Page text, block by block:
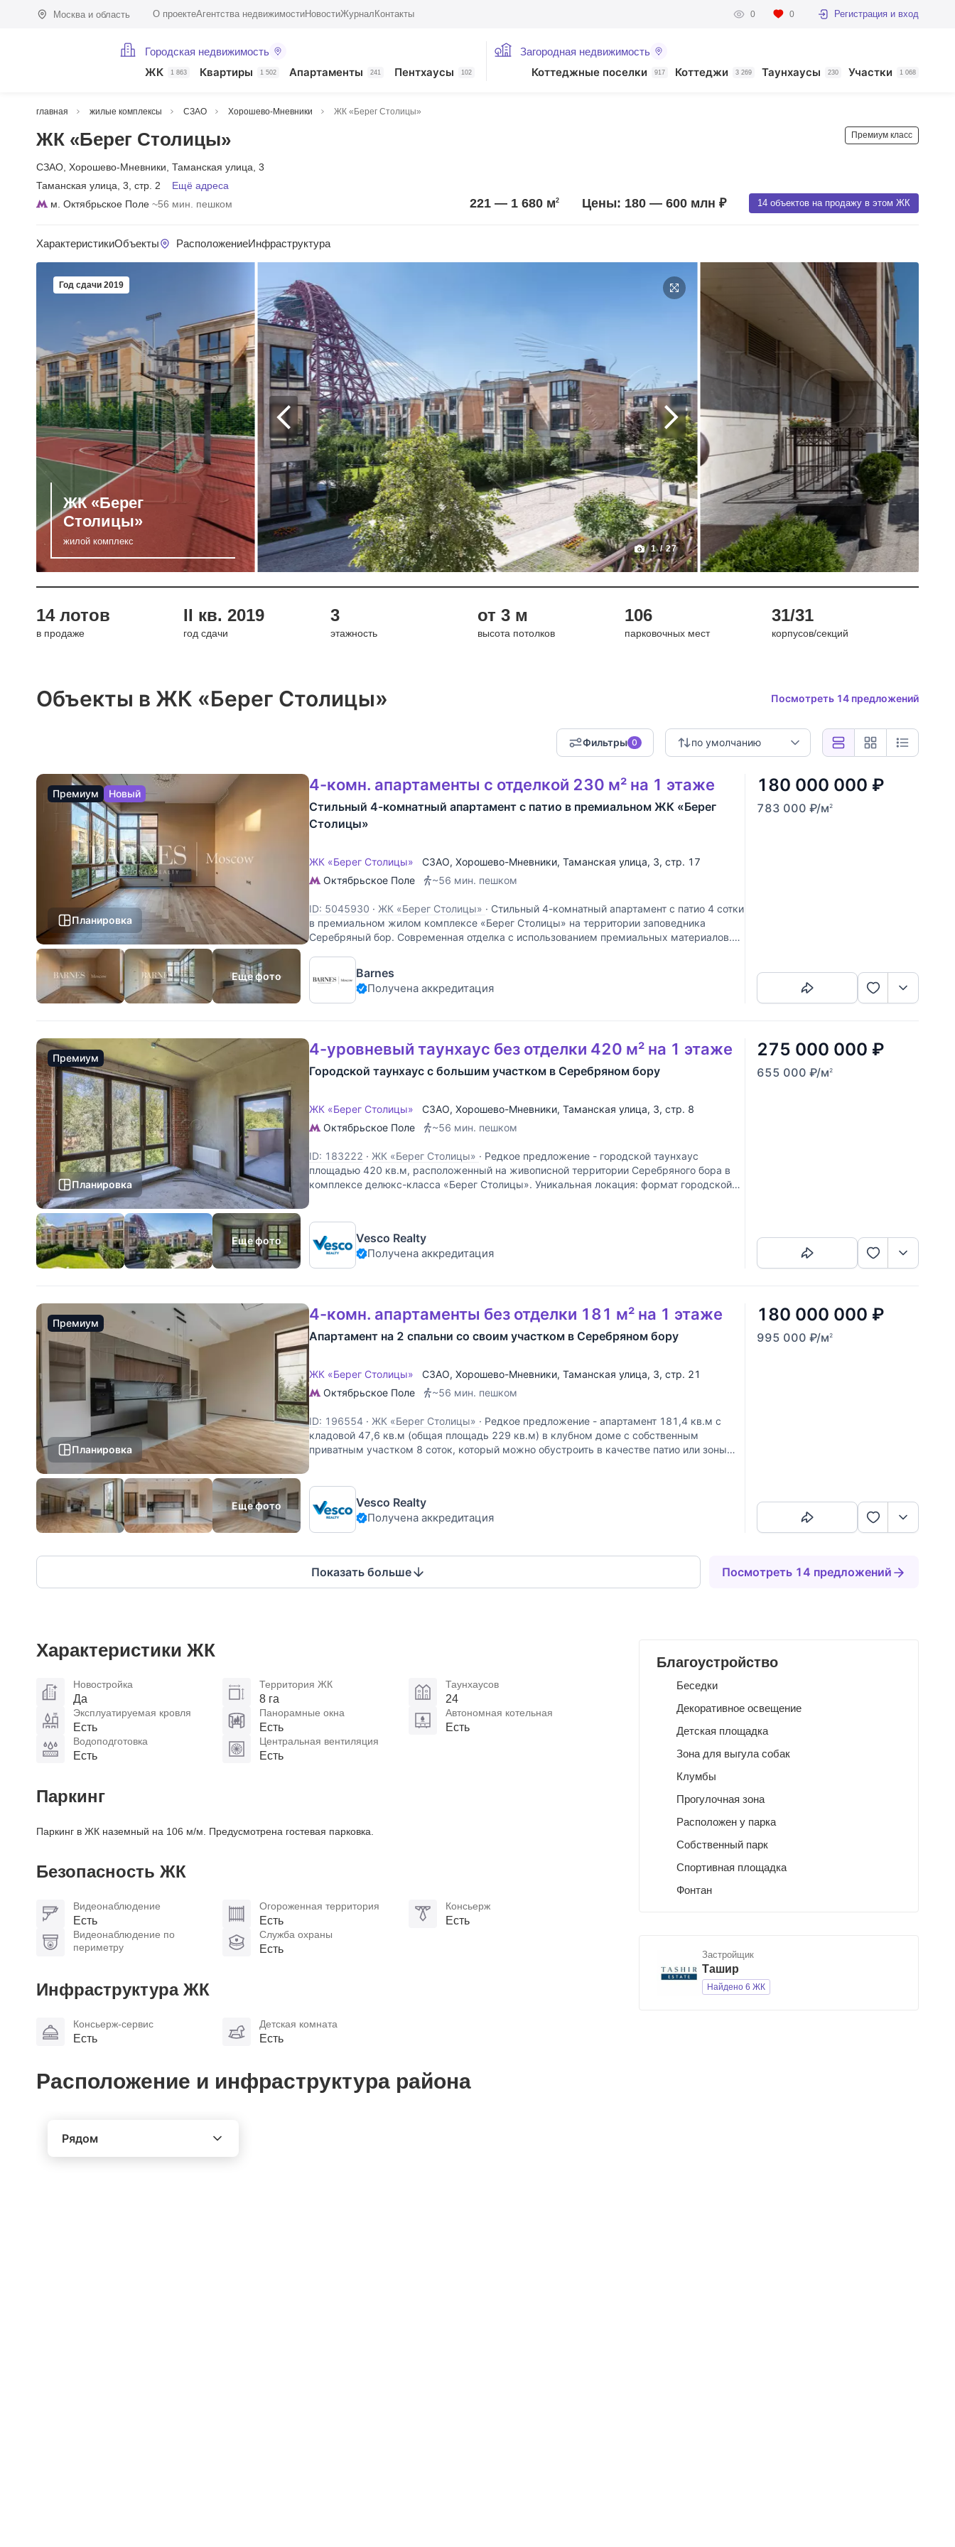
Москва и область О проектеАгентства недвижимостиНовостиЖурнал Контакты 0 0 Регистрация и вход
Городская недвижимость
ЖК 1 863 Квартиры 1 502 Апартаменты 241 Пентхаусы 102
Загородная недвижимость
Коттеджные поселки 917 Коттеджи 3 269 Таунхаусы 230 Участки 1 068
главная жилые комплексы СЗАО Хорошево-Мневники ЖК «Берег Столицы»
Премиум класс
ЖК «Берег Столицы»
СЗАО Хорошево-Мневники Таманская улица 3
Таманская улица 3 стр. 2
Ещё адреса
м. Октябрьское Поле ~56 мин. пешком 14 объектов на продажу в этом ЖК
Цены: 180 — 600 млн ₽
221 — 1 680 м2
ХарактеристикиОбъекты РасположениеИнфраструктура
Год сдачи 2019
1/27
ЖК «Берег
Столицы»
жилой комплекс
14 лотов
в продаже
II кв. 2019
год сдачи
3
этажность
от 3 м
высота потолков
106
парковочных мест
31/31
корпусов/секций
Объекты в ЖК «Берег Столицы» Посмотреть 14 предложений
Фильтры 0 по умолчанию
Премиум Новый
Планировка
Еще фото
4-комн. апартаменты с отделкой 230 м² на 1 этаже
Стильный 4-комнатный апартамент с патио в премиальном ЖК «Берег
Столицы»
ЖК «Берег Столицы» СЗАО, Хорошево-Мневники, Таманская улица, 3, стр. 17
Октябрьское Поле
~56 мин. пешком
ID: 5045930 · ЖК «Берег Столицы» · Стильный 4-комнатный апартамент с патио 4 сотки
в премиальном жилом комплексе «Берег Столицы» на территории заповедника
Серебряный бор. Современная отделка с использованием премиальных материалов.
Barnes
Получена аккредитация
180 000 000 ₽
783 000 ₽/м2
Премиум
Планировка
Еще фото
4-уровневый таунхаус без отделки 420 м² на 1 этаже
Городской таунхаус с большим участком в Серебряном бору
ЖК «Берег Столицы» СЗАО, Хорошево-Мневники, Таманская улица, 3, стр. 8
Октябрьское Поле
~56 мин. пешком
ID: 183222 · ЖК «Берег Столицы» · Редкое предложение - городской таунхаус
площадью 420 кв.м, расположенный на живописной территории Серебряного бора в
комплексе делюкс-класса «Берег Столицы». Уникальная локация: формат городской
Vesco Realty
Получена аккредитация
275 000 000 ₽
655 000 ₽/м2
Премиум
Планировка
Еще фото
4-комн. апартаменты без отделки 181 м² на 1 этаже
Апартамент на 2 спальни со своим участком в Серебряном бору
ЖК «Берег Столицы» СЗАО, Хорошево-Мневники, Таманская улица, 3, стр. 21
Октябрьское Поле
~56 мин. пешком
ID: 196554 · ЖК «Берег Столицы» · Редкое предложение - апартамент 181,4 кв.м с
кладовой 47,6 кв.м (общая площадь 229 кв.м) в клубном доме с собственным
приватным участком 8 соток, который можно обустроить в качестве патио или зоны
Vesco Realty
Получена аккредитация
180 000 000 ₽
995 000 ₽/м2
Показать больше Посмотреть 14 предложений
Характеристики ЖК
Новостройка
Да
Территория ЖК
8 га
Таунхаусов
24
Эксплуатируемая кровля
Есть
Панорамные окна
Есть
Автономная котельная
Есть
Водоподготовка
Есть
Центральная вентиляция
Есть
Паркинг
Паркинг в ЖК наземный на 106 м/м. Предусмотрена гостевая парковка.
Безопасность ЖК
Видеонаблюдение
Есть
Огороженная территория
Есть
Консьерж
Есть
Видеонаблюдение по
периметру
Служба охраны
Есть
Инфраструктура ЖК
Консьерж-сервис
Есть
Детская комната
Есть
Благоустройство
Беседки
Декоративное освещение
Детская площадка
Зона для выгула собак
Клумбы
Прогулочная зона
Расположен у парка
Собственный парк
Спортивная площадка
Фонтан
Застройщик
Ташир
Найдено 6 ЖК
Расположение и инфраструктура района
Рядом